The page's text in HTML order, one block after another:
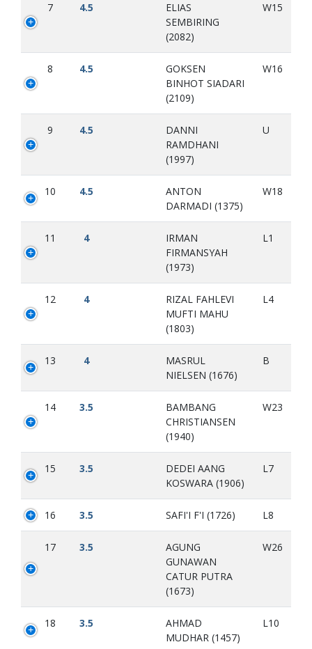
7 4.5
ELIAS
SEMBIRING
(2082)
W15
8 4.5
GOKSEN
BINHOT SIADARI
(2109)
W16
9 4.5
DANNI
RAMDHANI
(1997)
U
10 4.5
ANTON
DARMADI (1375)
W18
11 4
IRMAN
FIRMANSYAH
(1973)
L1
12 4
RIZAL FAHLEVI
MUFTI MAHU
(1803)
L4
13 4
MASRUL
NIELSEN (1676)
B
14 3.5
BAMBANG
CHRISTIANSEN
(1940)
W23
15 3.5
DEDEI AANG
KOSWARA (1906)
L7
16 3.5 SAFI'I F'I (1726) L8
17 3.5
AGUNG
GUNAWAN
CATUR PUTRA
(1673)
W26
18 3.5
AHMAD
MUDHAR (1457)
L10